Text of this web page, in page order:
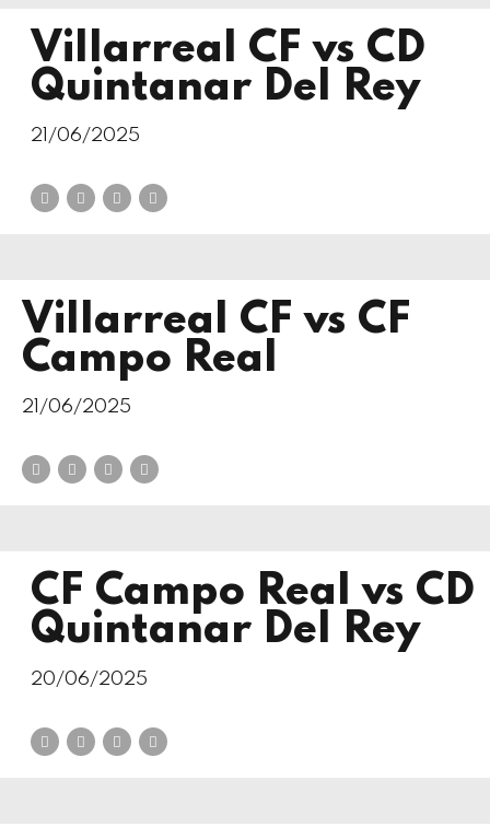
Villarreal CF vs CD
Quintanar Del Rey
21/06/2025
Villarreal CF vs CF
Campo Real
21/06/2025
CF Campo Real vs CD
Quintanar Del Rey
20/06/2025